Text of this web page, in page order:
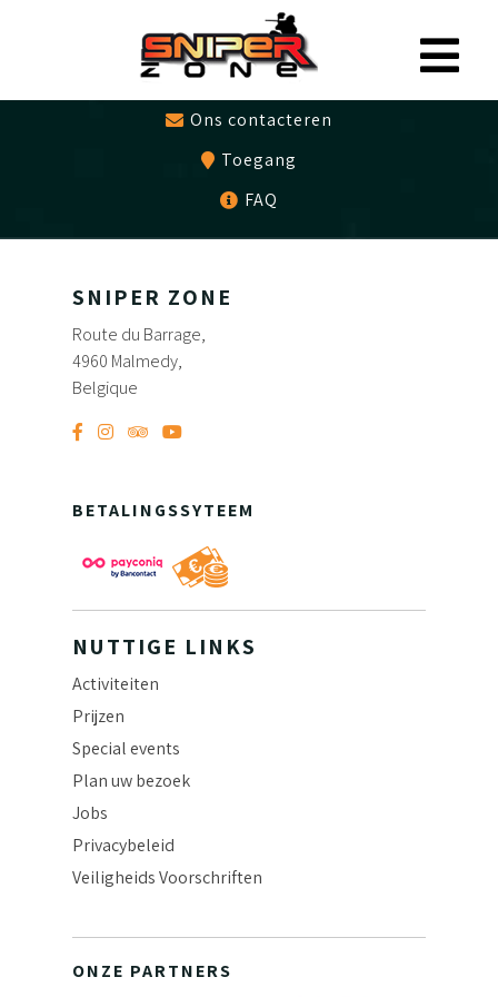
0497479786
Cadeaubon
Ons contacteren
Toegang
FAQ
SNIPER ZONE
Route du Barrage,
4960 Malmedy,
Belgique
BETALINGSSYTEEM
NUTTIGE LINKS
Activiteiten
Prijzen
Special events
Plan uw bezoek
Jobs
Privacybeleid
Veiligheids Voorschriften
ONZE PARTNERS